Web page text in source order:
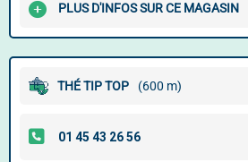
PLUS D'INFOS SUR CE MAGASIN
THÉ TIP TOP (600 m)